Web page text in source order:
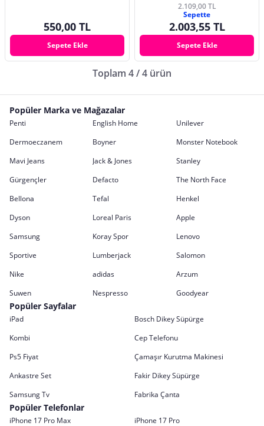
550,00 TL
Sepete Ekle
2.109,00 TL
Sepette
2.003,55 TL
Sepete Ekle
Toplam 4 / 4 ürün
Popüler Marka ve Mağazalar
Penti English Home
Unilever
Dermoeczanem
Boyner
Monster Notebook
Mavi Jeans
Jack & Jones
Stanley
Gürgençler
Defacto
The North Face
Bellona
Tefal
Henkel
Dyson
Loreal Paris
Apple
Samsung
Koray Spor
Lenovo
Sportive
Lumberjack
Salomon
Nike
adidas
Arzum
Suwen
Nespresso Goodyear
Popüler Sayfalar
iPad
Bosch Dikey Süpürge
Kombi
Cep Telefonu
Ps5 Fiyat
Çamaşır Kurutma Makinesi
Ankastre Set
Fakir Dikey Süpürge
Samsung Tv
Fabrika Çanta
Popüler Telefonlar
iPhone 17 Pro Max
iPhone 17 Pro